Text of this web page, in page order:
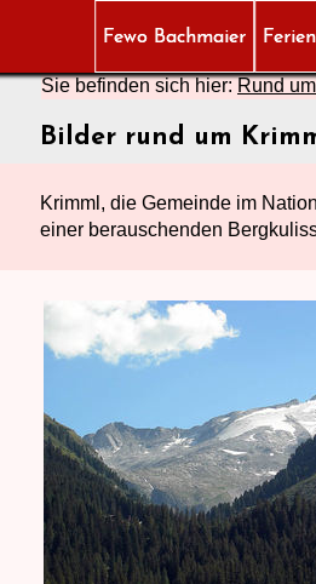
Fewo Bachmaier
Sie befinden sich hier:Rund
Bilder rund um
Krimml, die Gemeinde im
einer berauschenden